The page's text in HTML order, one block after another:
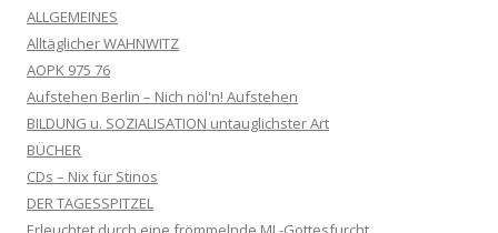
ALLGEMEINES
Alltäglicher WAHNWITZ
AOPK 975 76
Aufstehen Berlin – Nich nöl'n! Aufstehen
BILDUNG u. SOZIALISATION untauglichster Art
BÜCHER
CDs – Nix für Stinos
DER TAGESSPITZEL